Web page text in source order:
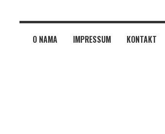
O NAMA IMPRESSUM KONTAKT